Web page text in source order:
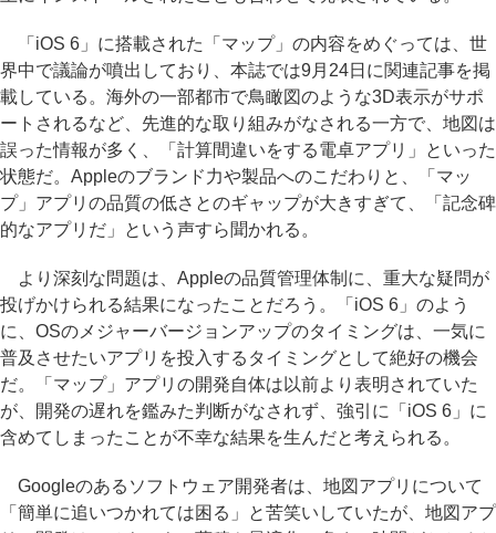
「iOS 6」に搭載された「マップ」の内容をめぐっては、世
界中で議論が噴出しており、本誌では9月24日に関連記事を掲
載している。海外の一部都市で鳥瞰図のような3D表示がサポ
ートされるなど、先進的な取り組みがなされる一方で、地図は
誤った情報が多く、「計算間違いをする電卓アプリ」といった
状態だ。Appleのブランド力や製品へのこだわりと、「マッ
プ」アプリの品質の低さとのギャップが大きすぎて、「記念碑
的なアプリだ」という声すら聞かれる。
より深刻な問題は、Appleの品質管理体制に、重大な疑問が
投げかけられる結果になったことだろう。「iOS 6」のよう
に、OSのメジャーバージョンアップのタイミングは、一気に
普及させたいアプリを投入するタイミングとして絶好の機会
だ。「マップ」アプリの開発自体は以前より表明されていた
が、開発の遅れを鑑みた判断がなされず、強引に「iOS 6」に
含めてしまったことが不幸な結果を生んだと考えられる。
Googleのあるソフトウェア開発者は、地図アプリについて
「簡単に追いつかれては困る」と苦笑いしていたが、地図アプ